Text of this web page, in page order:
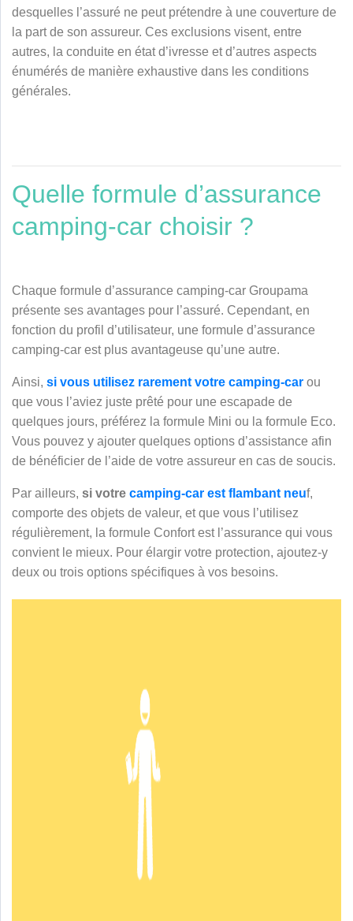
desquelles l’assuré ne peut prétendre à une couverture de
la part de son assureur. Ces exclusions visent, entre
autres, la conduite en état d’ivresse et d’autres aspects
énumérés de manière exhaustive dans les conditions
générales.
Quelle formule d’assurance
camping-car choisir ?
Chaque formule d’assurance camping-car Groupama
présente ses avantages pour l’assuré. Cependant, en
fonction du profil d’utilisateur, une formule d’assurance
camping-car est plus avantageuse qu’une autre.
Ainsi, si vous utilisez rarement votre camping-car ou
que vous l’aviez juste prêté pour une escapade de
quelques jours, préférez la formule Mini ou la formule Eco.
Vous pouvez y ajouter quelques options d’assistance afin
de bénéficier de l’aide de votre assureur en cas de soucis.
Par ailleurs, si votre camping-car est flambant neuf,
comporte des objets de valeur, et que vous l’utilisez
régulièrement, la formule Confort est l’assurance qui vous
convient le mieux. Pour élargir votre protection, ajoutez-y
deux ou trois options spécifiques à vos besoins.